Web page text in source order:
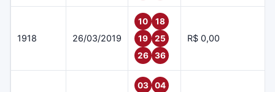
1918 26/03/2019
10
18
19
25
26
36
R$ 0,00
03
04